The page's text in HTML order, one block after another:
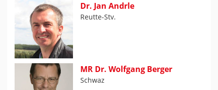
Dr. Jan Andrle
Reutte-Stv.
MR Dr. Wolfgang Berger
Schwaz